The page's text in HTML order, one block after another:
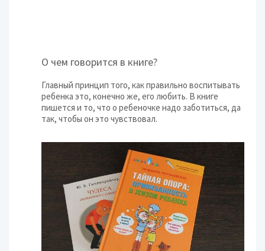
О чем говорится в книге?
Главный принцип того, как правильно воспитывать
ребенка это, конечно же, его любить. В книге
пишется и то, что о ребеночке надо заботиться, да
так, чтобы он это чувствовал.